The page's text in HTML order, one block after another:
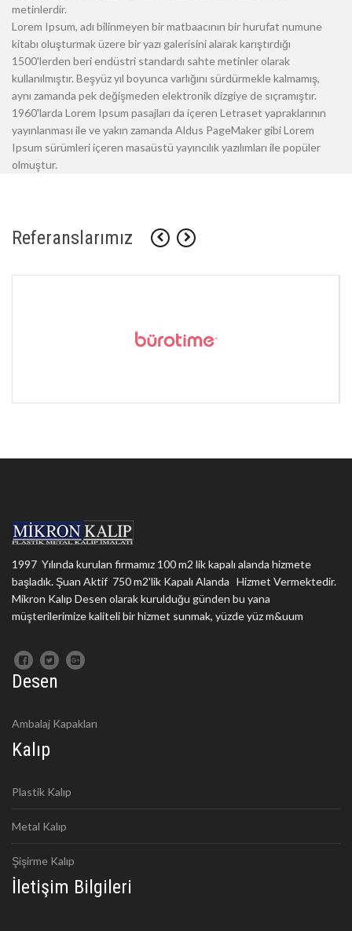
metinlerdir.
Lorem Ipsum, adı bilinmeyen bir matbaacının bir hurufat numune
kitabı oluşturmak üzere bir yazı galerisini alarak karıştırdığı
1500'lerden beri endüstri standardı sahte metinler olarak
kullanılmıştır. Beşyüz yıl boyunca varlığını sürdürmekle kalmamış,
aynı zamanda pek değişmeden elektronik dizgiye de sıçramıştır.
1960'larda Lorem Ipsum pasajları da içeren Letraset yapraklarının
yayınlanması ile ve yakın zamanda Aldus PageMaker gibi Lorem
Ipsum sürümleri içeren masaüstü yayıncılık yazılımları ile popüler
olmuştur.
Referanslarımız
1997 Yılında kurulan firmamız 100 m2 lik kapalı alanda hizmete
başladık. Şuan Aktif 750 m2'lik Kapalı Alanda Hizmet Vermektedir.
Mikron Kalıp Desen olarak kurulduğu günden bu yana
müşterilerimize kaliteli bir hizmet sunmak, yüzde yüz m&uum
Desen
Ambalaj Kapakları
Kalıp
Plastik Kalıp
Metal Kalıp
Şişirme Kalıp
İletişim Bilgileri